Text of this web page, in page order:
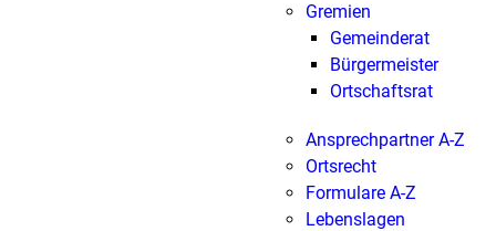
Gremien
Gemeinderat
Bürgermeister
Ortschaftsrat
Ansprechpartner A-Z
Ortsrecht
Formulare A-Z
Lebenslagen